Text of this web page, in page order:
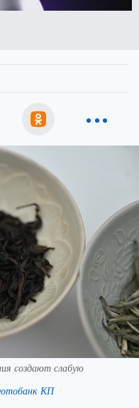
создают слабую
КП